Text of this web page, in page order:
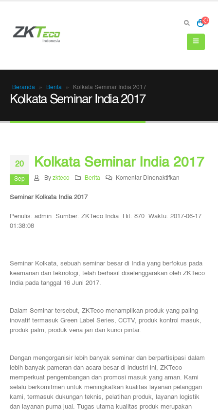
Beranda » Berita » Kolkata Seminar India 2017
Kolkata Seminar India 2017
20
Sep
Kolkata Seminar India 2017
By zkteco Berita Komentar Dinonaktifkan
2017
Seminar Kolkata India 2017
Penulis: admin Sumber: ZKTeco India Hit: 870 Waktu: 2017-06-17
01:38:08
Seminar Kolkata, sebuah seminar besar di India yang berfokus pada
keamanan dan teknologi, telah berhasil diselenggarakan oleh ZKTeco
India pada tanggal 16 Juni 2017.
Dalam Seminar tersebut, ZKTeco menampilkan produk yang paling
inovatif termasuk Green Label Series, CCTV, produk kontrol masuk,
produk palm, produk vena jari dan kunci pintar.
Dengan mengorganisir lebih banyak seminar dan berpartisipasi dalam
lebih banyak pameran dan acara besar di industri ini, ZKTeco
memperkuat pengembangan dan promosi masuk yang aman. Kami
selalu berkomitmen untuk meningkatkan kualitas layanan pelanggan
kami, termasuk dukungan teknis, pelatihan produk, layanan logistik
dan layanan purna jual. Tugas utama kualitas produk merupakan